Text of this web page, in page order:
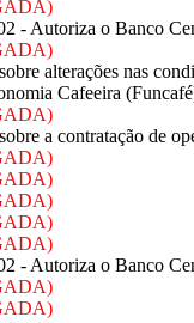
- Autoriza o Banco
alterações nas
Cafeeira
a contratação de
- Autoriza o Banco